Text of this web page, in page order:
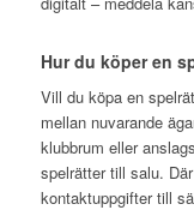
Hur du köper en
Vill du köpa en
mellan nuvarande
klubbrum eller
spelrätter till salu.
kontaktuppgifter till